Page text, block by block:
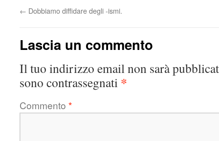
← Dobbiamo diffidare degli -ismi.
Lascia un commento
Il tuo indirizzo email non sarà
sono contrassegnati *
Commento *